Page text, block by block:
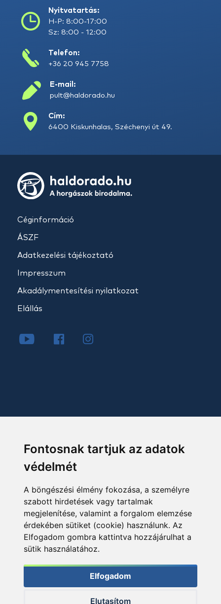
Fontosnak tartjuk az adatok
védelmét
A böngészési élmény fokozása, a személyre
szabott hirdetések vagy tartalmak
megjelenítése, valamint a forgalom elemzése
érdekében sütiket (cookie) használunk. Az
Elfogadom gombra kattintva hozzájárulhat a
sütik használatához.
Elfogadom
Elutasítom
Nyitvatartás:
H-P: 8:00-17:00
Sz: 8:00 - 12:00
Telefon:
+36 20 945 7758
E-mail:
pult@haldorado.hu
Cím:
6400 Kiskunhalas, Széchenyi út 49.
Céginformáció
ÁSZF
Adatkezelési tájékoztató
Impresszum
Akadálymentesítési nyilatkozat
Elállás